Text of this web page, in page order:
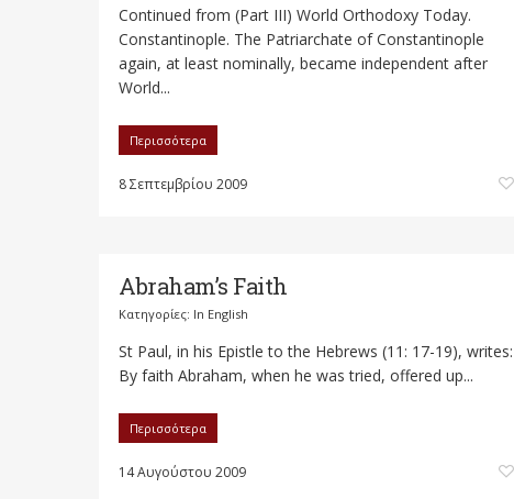
Continued from (Part III) World Orthodoxy Today.
Constantinople. The Patriarchate of Constantinople
again, at least nominally, became independent after
World...
Περισσότερα
8 Σεπτεμβρίου 2009
Abraham’s Faith
Κατηγορίες: In English
St Paul, in his Epistle to the Hebrews (11: 17-19), writes:
By faith Abraham, when he was tried, offered up...
Περισσότερα
14 Αυγούστου 2009